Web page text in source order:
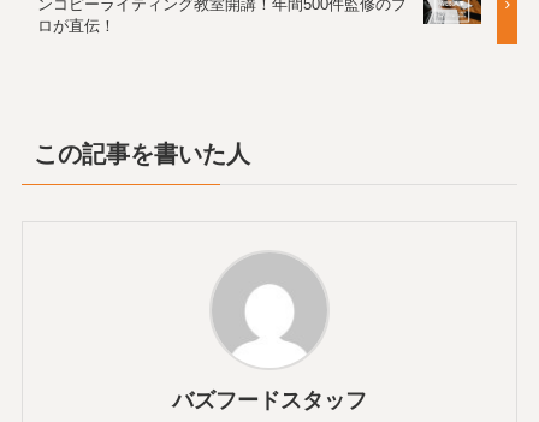
ンコピーライティング教室開講！年間500件監修のプ
ロが直伝！
この記事を書いた人
バズフードスタッフ